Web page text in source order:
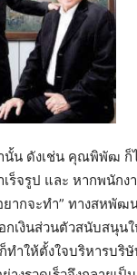
านั้น ดังเช่น คุณพิพัฒ
ร็จรูป และ หากพนักง
ยากจะทํา” ทางสหพั
กเงินส่วนตัวสนับสนุน
ทำให้ตั้งใจบริหารบริ